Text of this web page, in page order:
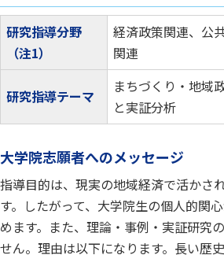
研究指導分野
（注1）
経済政策関連、公
関連
研究指導テーマ
まちづくり・地域
と実証分析
大学院志願者へのメッセージ
指導目的は、現実の地域経済で活かさ
す。したがって、大学院生の個人的関
めます。また、理論・事例・実証研究
せん。理由は以下になります。長い歴